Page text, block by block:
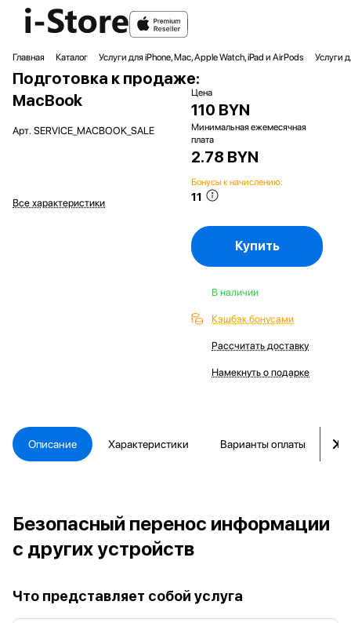
Главная Каталог Услуги для iPhone, Mac, Apple Watch, iPad и AirPods Услуги
Подготовка к продаже:
MacBook
Арт. SERVICE_MACBOOK_SALE
Все характеристики
Цена
110 BYN
Минимальная ежемесячная
плата
2.78 BYN
Бонусы к начислению:
11
Купить
В наличии
Кэшбэк бонусами
Рассчитать доставку
Намекнуть о подарке
Описание Характеристики Варианты оплаты
Безопасный перенос информации
с других устройств
Что представляет собой услуга